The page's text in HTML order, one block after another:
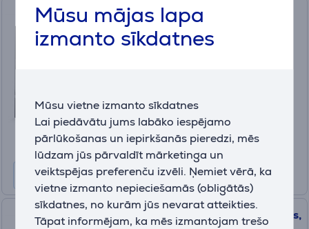
Mūsu mājas lapa
izmanto sīkdatnes
Mūsu vietne izmanto sīkdatnes
Lai piedāvātu jums labāko iespējamo
pārlūkošanas un iepirkšanās pieredzi, mēs
lūdzam jūs pārvaldīt mārketinga un
veiktspējas preferenču izvēli. Ņemiet vērā, ka
vietne izmanto nepieciešamās (obligātās)
sīkdatnes, no kurām jūs nevarat atteikties.
Tāpat informējam, ka mēs izmantojam trešo
AMD Ryzen 5 5500, 6-cores,
65W, AM4 - Procesors
88.99 €
AMD Ryzen 9 7900X, 12-Cores,